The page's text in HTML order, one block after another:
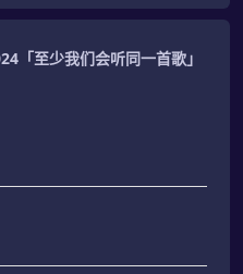
「至少我们会听同一首歌」